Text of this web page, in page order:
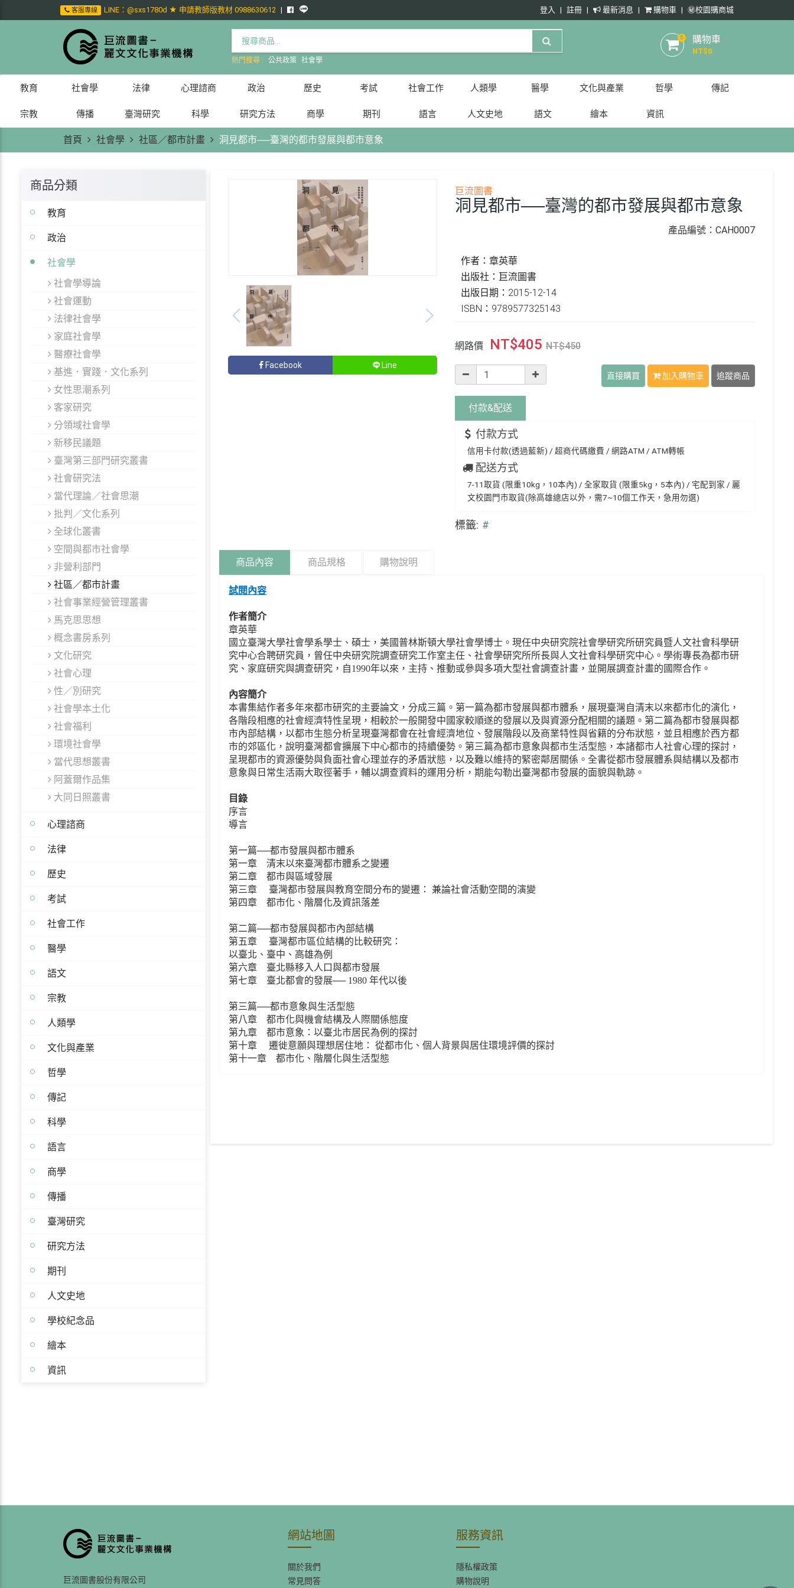
客服專線 LINE：@sxs1780d ★ 申請教師版教材 0988630612 登入 註冊 最新消息 購物車 ㊙️校園購商城
熱門搜尋 : 公共政策 社會學
0 購物車
NT$0
教育 社會學 法律 心理諮商 政治 歷史 考試 社會工作 人類學 醫學 文化與產業 哲學 傳記
宗教 傳播 臺灣研究 科學 研究方法 商學 期刊 語言 人文史地 語文 繪本 資訊
首頁 社會學 社區／都市計畫 洞見都市──臺灣的都市發展與都市意象
商品分類
教育
政治
社會學
社會學導論
社會運動
法律社會學
家庭社會學
醫療社會學
基進．實踐．文化系列
女性思潮系列
客家研究
分領域社會學
新移民議題
臺灣第三部門研究叢書
社會研究法
當代理論／社會思潮
批判／文化系列
全球化叢書
空間與都市社會學
非營利部門
社區／都市計畫
社會事業經營管理叢書
馬克思思想
概念書房系列
文化研究
社會心理
性／別研究
社會學本土化
社會福利
環境社會學
當代思想叢書
阿蓋爾作品集
大同日照叢書
心理諮商
法律
歷史
考試
社會工作
醫學
語文
宗教
人類學
文化與產業
哲學
傳記
科學
語言
商學
傳播
臺灣研究
研究方法
期刊
人文史地
學校紀念品
繪本
資訊
Facebook Line
巨流圖書
洞見都市──臺灣的都市發展與都市意象
產品編號：CAH0007
作者：章英華
出版社：巨流圖書
出版日期：2015-12-14
ISBN：9789577325143
網路價 NT$405 NT$450
直接購買 加入購物車 追蹤商品
付款&配送
付款方式
信用卡付款(透過藍新) / 超商代碼繳費 / 網路ATM / ATM轉帳
配送方式
7-11取貨 (限重10kg，10本內) / 全家取貨 (限重5kg，5本內) / 宅配到家 / 麗
文校園門市取貨(除高雄總店以外，需7~10個工作天，急用勿選)
標籤: #
商品內容 商品規格 購物說明
試閱內容
作者簡介
章英華
國立臺灣大學社會學系學士、碩士，美國普林斯頓大學社會學博士。現任中央研究院社會學研究所研究員暨人文社會科學研
究中心合聘研究員，曾任中央研究院調查研究工作室主任、社會學研究所所長與人文社會科學研究中心。學術專長為都市研
究、家庭研究與調查研究，自1990年以來，主持、推動或參與多項大型社會調查計畫，並開展調查計畫的國際合作。
內容簡介
本書集結作者多年來都市研究的主要論文，分成三篇。第一篇為都市發展與都市體系，展現臺灣自清末以來都市化的演化，
各階段相應的社會經濟特性呈現，相較於一般開發中國家較順遂的發展以及與資源分配相關的議題。第二篇為都市發展與都
市內部結構，以都市生態分析呈現臺灣都會在社會經濟地位、發展階段以及商業特性與省籍的分布狀態，並且相應於西方都
市的郊區化，說明臺灣都會擴展下中心都市的持續優勢。第三篇為都市意象與都市生活型態，本諸都市人社會心理的探討，
呈現都市的資源優勢與負面社會心理並存的矛盾狀態，以及難以維持的緊密鄰居關係。全書從都市發展體系與結構以及都市
意象與日常生活兩大取徑著手，輔以調查資料的運用分析，期能勾勒出臺灣都市發展的面貌與軌跡。
目錄
序言
導言
第一篇──都市發展與都市體系
第一章 清末以來臺灣都市體系之變遷
第二章 都市與區域發展
第三章 臺灣都市發展與教育空間分布的變遷： 兼論社會活動空間的演變
第四章 都市化、階層化及資訊落差
第二篇──都市發展與都市內部結構
第五章 臺灣都市區位結構的比較研究：
以臺北、臺中、高雄為例
第六章 臺北縣移入人口與都市發展
第七章 臺北都會的發展── 1980 年代以後
第三篇──都市意象與生活型態
第八章 都市化與機會結構及人際關係態度
第九章 都市意象：以臺北市居民為例的探討
第十章 遷徙意願與理想居住地： 從都市化、個人背景與居住環境評價的探討
第十一章 都市化、階層化與生活型態
巨流圖書股份有限公司
網站地圖
關於我們
常見問答
服務資訊
隱私權政策
購物說明